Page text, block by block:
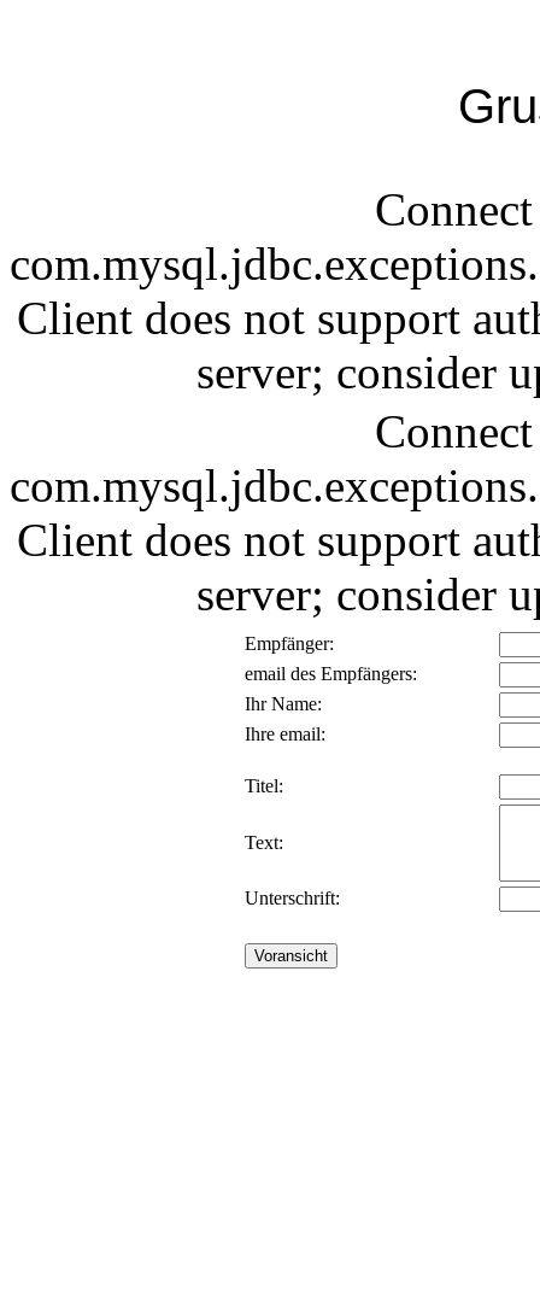
Client does not support
server; consider
Client does not support
server; consider
Empfänger:
email des Empfängers:
Ihr Name:
Ihre email:
Titel:
Text:
Unterschrift: